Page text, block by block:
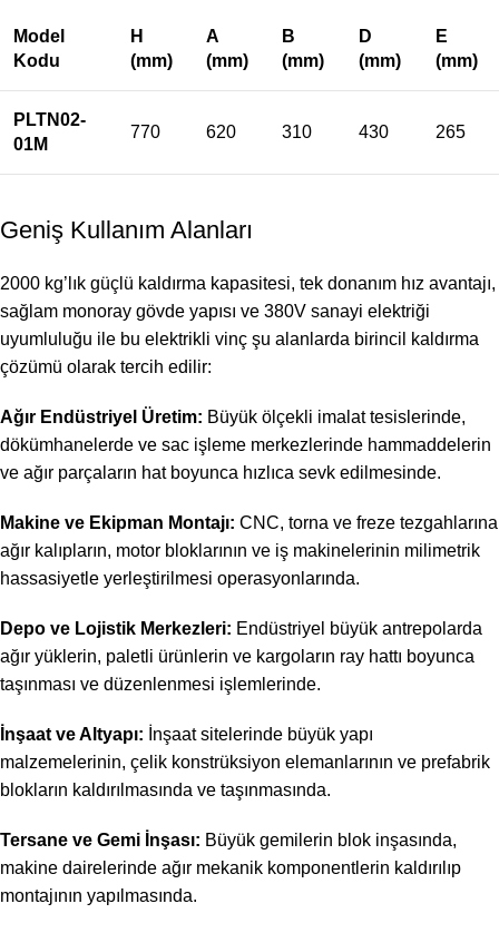
Model
Kodu
H
(mm)
A
(mm)
B
(mm)
D
(mm)
E
(mm)
PLTN02-
01M
770 620 310 430 265
Geniş Kullanım Alanları
2000 kg’lık güçlü kaldırma kapasitesi, tek donanım hız avantajı,
sağlam monoray gövde yapısı ve 380V sanayi elektriği
uyumluluğu ile bu elektrikli vinç şu alanlarda birincil kaldırma
çözümü olarak tercih edilir:
Ağır Endüstriyel Üretim: Büyük ölçekli imalat tesislerinde,
dökümhanelerde ve sac işleme merkezlerinde hammaddelerin
ve ağır parçaların hat boyunca hızlıca sevk edilmesinde.
Makine ve Ekipman Montajı: CNC, torna ve freze tezgahlarına
ağır kalıpların, motor bloklarının ve iş makinelerinin milimetrik
hassasiyetle yerleştirilmesi operasyonlarında.
Depo ve Lojistik Merkezleri: Endüstriyel büyük antrepolarda
ağır yüklerin, paletli ürünlerin ve kargoların ray hattı boyunca
taşınması ve düzenlenmesi işlemlerinde.
İnşaat ve Altyapı: İnşaat sitelerinde büyük yapı
malzemelerinin, çelik konstrüksiyon elemanlarının ve prefabrik
blokların kaldırılmasında ve taşınmasında.
Tersane ve Gemi İnşası: Büyük gemilerin blok inşasında,
makine dairelerinde ağır mekanik komponentlerin kaldırılıp
montajının yapılmasında.